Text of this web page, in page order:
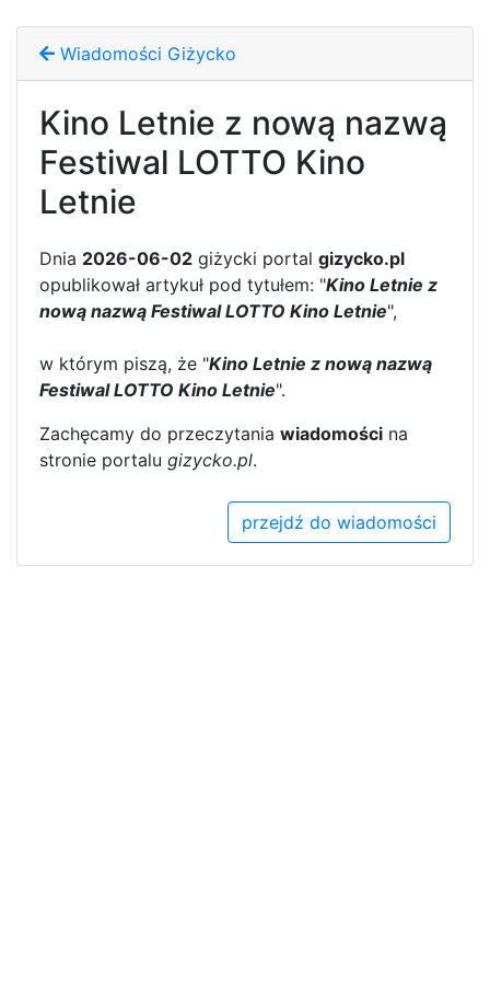
Wiadomości Giżycko
Kino Letnie z nową nazwą
Festiwal LOTTO Kino
Letnie
Dnia 2026-06-02 giżycki portal gizycko.pl
opublikował artykuł pod tytułem: "Kino Letnie z
nową nazwą Festiwal LOTTO Kino Letnie",
w którym piszą, że "Kino Letnie z nową nazwą
Festiwal LOTTO Kino Letnie".
Zachęcamy do przeczytania wiadomości na
stronie portalu gizycko.pl.
przejdź do wiadomości